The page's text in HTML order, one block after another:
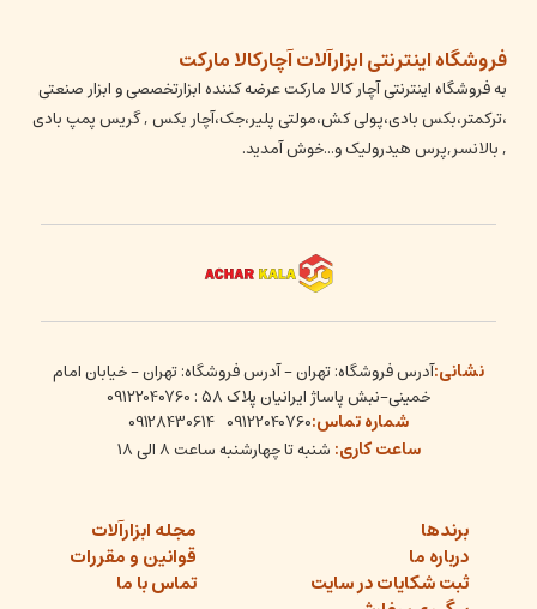
فروشگاه اینترنتی ابزارآلات آچارکالا مارکت
به فروشگاه اینترنتی آچار کالا مارکت عرضه کننده ابزارتخصصی و ابزار صنعتی
،ترکمتر،بکس بادی،پولی کش،مولتی پلیر،جک،آچار بکس , گریس پمپ بادی
, بالانسر,پرس هیدرولیک و...خوش آمدید.
نشانی:آدرس فروشگاه: تهران - آدرس فروشگاه: تهران - خیابان امام
خمینی-نبش پاساژ ایرانیان پلاک 58 : 09122040760
شماره تماس:09122040760
09128430614
ساعت کاری: شنبه تا چهارشنبه ساعت ۸ الی ۱۸
برندها
مجله ابزارآلات
درباره ما
قوانین و مقررات
ثبت شکایات در سایت
تماس با ما